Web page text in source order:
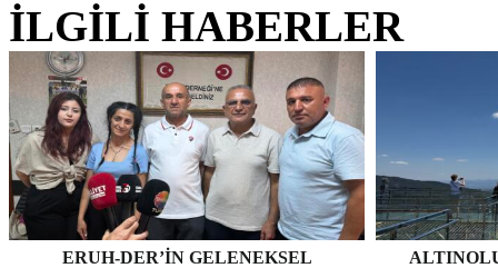
İLGİLİ HABERLER
ERUH-DER’IN GELENEKSEL